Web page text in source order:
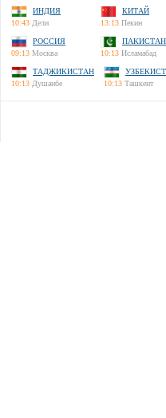
ИНДИЯ
10:43 Дели
КИТАЙ
13:13 Пекин
РОССИЯ
09:13 Москва
ПАКИСТАН
10:13 Исламабад
ТАДЖИКИСТАН
10:13 Душанбе
10:13 Ташкент